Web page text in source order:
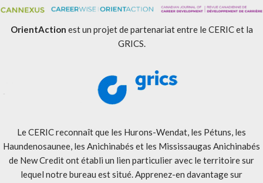
OrientAction est un projet de partenariat entre le CERIC et la
GRICS.
Le CERIC reconnaît que les Hurons-Wendat, les Pétuns, les
Haundenosaunee, les Anichinabés et les Mississaugas Anichinabés
de New Credit ont établi un lien particulier avec le territoire sur
lequel notre bureau est situé. Apprenez-en davantage sur